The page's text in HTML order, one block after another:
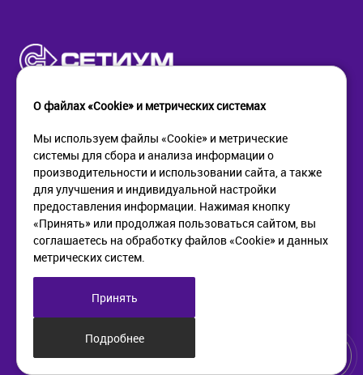
КОМПАНИЯ
О компании
Новости
Контакты
ПОМОЩЬ
Как купить
Доставка
Возврат
ИНФОРМАЦИЯ
Политика в отношении
обработки персональных
web@setium.ru
Малый пр. П.С., д 84-86
О файлах «Cookie» и метрических системах
Мы используем файлы «Cookie» и метрические
системы для сбора и анализа информации о
производительности и использовании сайта, а также
для улучшения и индивидуальной настройки
предоставления информации. Нажимая кнопку
«Принять» или продолжая пользоваться сайтом, вы
соглашаетесь на обработку файлов «Cookie» и данных
метрических систем.
Принять
Подробнее